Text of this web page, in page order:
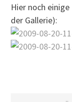
Hier noch
der Gallerie):